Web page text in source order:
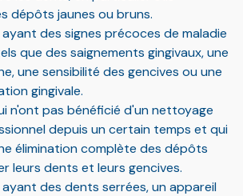
dépôts jaunes ou bruns.
des signes précoces de maladie
que des saignements gingivaux, une
une sensibilité des gencives ou une
gingivale.
n'ont pas bénéficié d'un nettoyage
depuis un certain temps et qui
élimination complète des dépôts
leurs dents et leurs gencives.
des dents serrées, un appareil